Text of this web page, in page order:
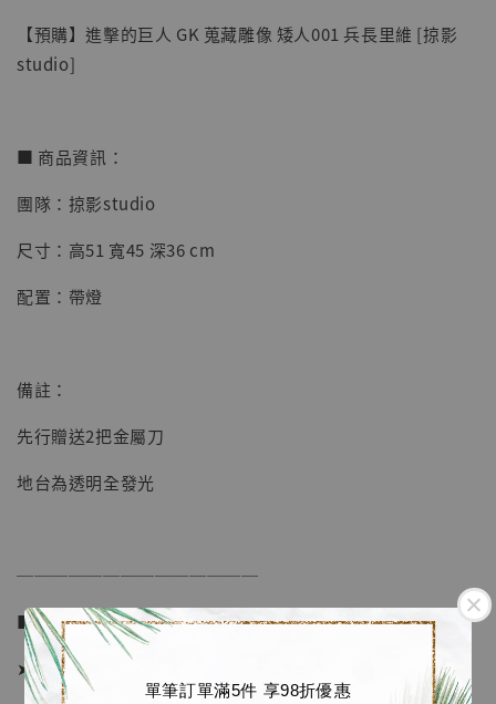
單筆訂單滿5件 享98折優惠
【店內現貨】七龍珠 系列蒐藏雕像 悟空 鳥山
明紀念款 [奇蹟工作室]
NT$ 5,580
【預購】進擊的巨人 GK 蒐藏雕像 矮人001 兵長里維 [掠影
studio]
■ 商品資訊：
團隊：掠影studio
尺寸：高51 寬45 深36 cm
配置：帶燈
備註：
先行贈送2把金屬刀
地台為透明全發光
──────────────
■ 販售資訊 (NT$)：
➤ 價格 13880元 (訂金7380)